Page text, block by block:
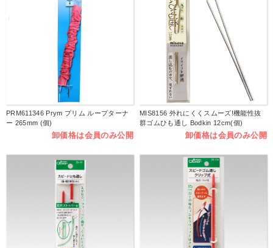
PRM611346 Prym プリム ループターナ
ー 265mm (個)
卸価格は会員のみ公開
MIS8156 外れにくくスムーズ!機能性抜
群ゴムひも通し Bodkin 12cm(個)
卸価格は会員のみ公開